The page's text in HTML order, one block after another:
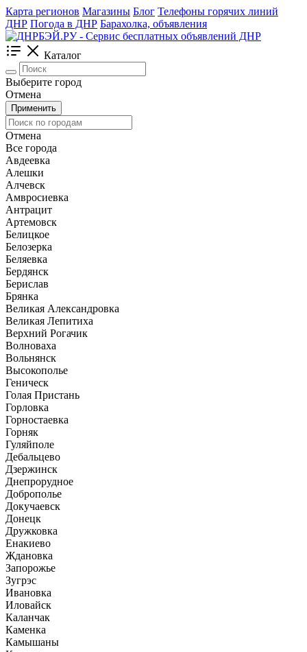
Карта регионов Магазины Блог Телефоны горячих линий
ДНР Погода в ДНР Барахолка, объявления
Каталог
Выберите город
Отмена
Применить
Отмена
Все города
Авдеевка
Алешки
Алчевск
Амвросиевка
Антрацит
Артемовск
Белицкое
Белозерка
Беляевка
Бердянск
Берислав
Брянка
Великая Александровка
Великая Лепитиха
Верхний Рогачик
Волноваха
Вольнянск
Высокополье
Геническ
Голая Пристань
Горловка
Горностаевка
Горняк
Гуляйполе
Дебальцево
Дзержинск
Днепрорудное
Доброполье
Докучаевск
Донецк
Дружковка
Енакиево
Ждановка
Запорожье
Зугрэс
Ивановка
Иловайск
Каланчак
Каменка
Камышаны